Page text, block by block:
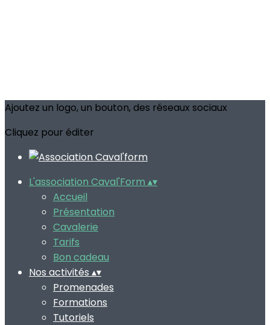
Ajoutez un logo, un bouton, des réseaux sociaux
Cliquez pour éditer
L'association Caval'Form ▴▾
Accueil
Présentation
Cavalerie
Tarifs
Bon cadeau
Nos activités ▴▾
Promenades
Formations
Tutoriels